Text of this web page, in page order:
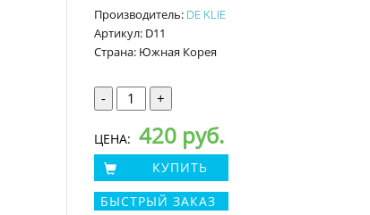
Производитель: DE KLIE
Артикул: D11
Страна: Южная Корея
- +
ЦЕНА: 420 руб.
КУПИТЬ
БЫСТРЫЙ ЗАКАЗ